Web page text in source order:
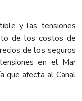
y las tensiones
de los costos de
de los seguros
en el Mar
que afecta al Canal